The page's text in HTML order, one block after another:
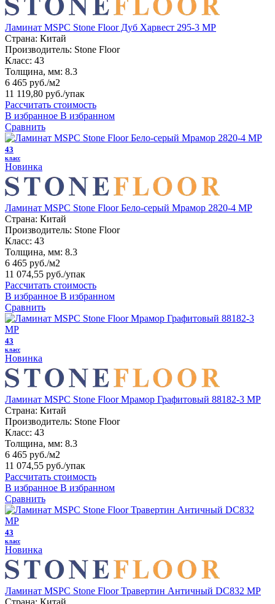
Ламинат MSPC Stone Floor Дуб Харвест 295-3 MР
Страна: Китай
Производитель: Stone Floor
Класс: 43
Толщина, мм: 8.3
6 465 руб./м2
11 119,80 руб./упак
Рассчитать стоимость
В избранное В избранном
Сравнить
43
класс
Новинка
Ламинат MSPC Stone Floor Бело-серый Мрамор 2820-4 MP
Страна: Китай
Производитель: Stone Floor
Класс: 43
Толщина, мм: 8.3
6 465 руб./м2
11 074,55 руб./упак
Рассчитать стоимость
В избранное В избранном
Сравнить
43
класс
Новинка
Ламинат MSPC Stone Floor Мрамор Графитовый 88182-3 MP
Страна: Китай
Производитель: Stone Floor
Класс: 43
Толщина, мм: 8.3
6 465 руб./м2
11 074,55 руб./упак
Рассчитать стоимость
В избранное В избранном
Сравнить
43
класс
Новинка
Ламинат MSPC Stone Floor Травертин Античный DC832 MP
Страна: Китай